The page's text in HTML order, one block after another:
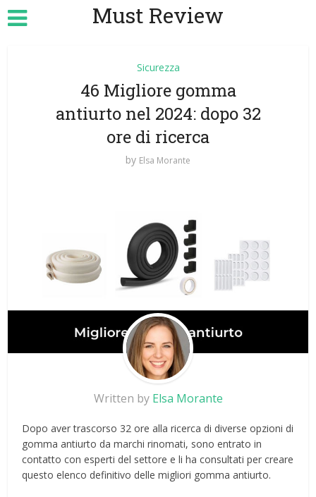
Must Review
Sicurezza
46 Migliore gomma
antiurto nel 2024: dopo 32
ore di ricerca
by Elsa Morante
Written by Elsa Morante
Dopo aver trascorso 32 ore alla ricerca di diverse opzioni di
gomma antiurto da marchi rinomati, sono entrato in
contatto con esperti del settore e li ha consultati per creare
questo elenco definitivo delle migliori gomma antiurto.